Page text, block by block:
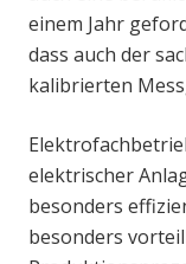
einem Jahr
dass auch der
kalibrierten
elektrischer
besonders
besonders